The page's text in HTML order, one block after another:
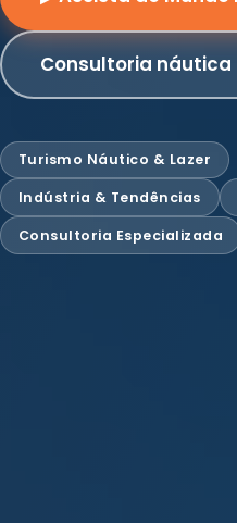
Consultoria náutica
Turismo Náutico & Lazer
Indústria & Tendências
Consultoria Especializada